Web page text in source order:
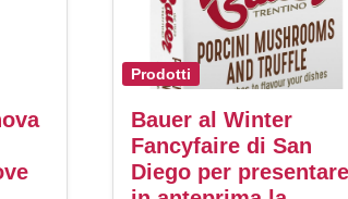
Prodotti
Bauer al Winter
Fancyfaire di San
Diego per presentare